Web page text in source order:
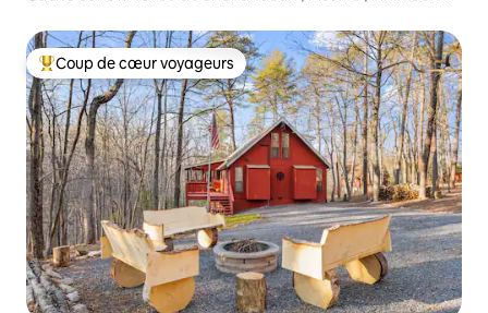
Coups de cœur voyageurs les plus appréciés
Coup de cœur voyageurs